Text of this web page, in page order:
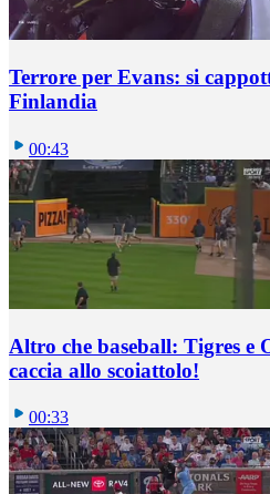
Terrore per Evans: si
Finlandia
00:43
Altro che baseball: Tigres e
caccia allo scoiattolo!
00:33